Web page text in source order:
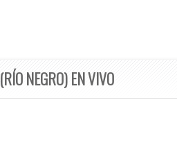
NEGRO) EN VIVO